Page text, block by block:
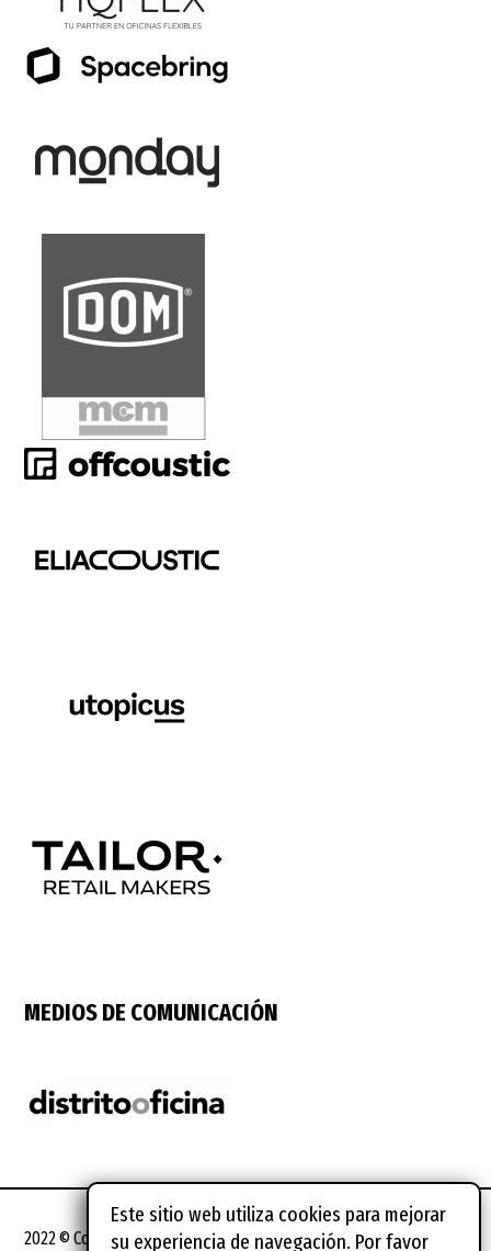
MEDIOS DE COMUNICACIÓN
2022 © Coworking Spain Conference
Este sitio web utiliza cookies para mejorar
su experiencia de navegación. Por favor